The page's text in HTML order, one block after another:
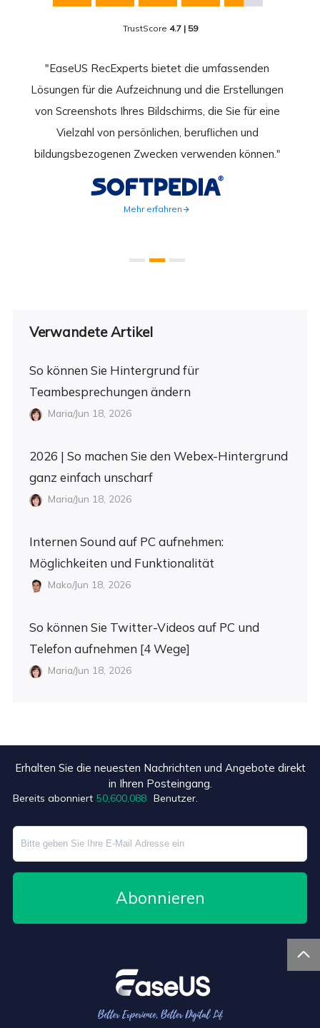
TrustScore 4.7 | 59
"EaseUS RecExperts bietet die umfassenden
Lösungen für die Aufzeichnung und die Erstellungen
von Screenshots Ihres Bildschirms, die Sie für eine
Vielzahl von persönlichen, beruflichen und
bildungsbezogenen Zwecken verwenden können."
Mehr erfahren
Verwandete Artikel
So können Sie Hintergrund für
Teambesprechungen ändern
Maria/Jun 18, 2026
2026 | So machen Sie den Webex-Hintergrund
ganz einfach unscharf
Maria/Jun 18, 2026
Internen Sound auf PC aufnehmen:
Möglichkeiten und Funktionalität
Mako/Jun 18, 2026
So können Sie Twitter-Videos auf PC und
Telefon aufnehmen [4 Wege]
Maria/Jun 18, 2026
Erhalten Sie die neuesten Nachrichten und Angebote direkt
in Ihren Posteingang.
Bereits abonniert 50,600,092 Benutzer.
Abonnieren

+3